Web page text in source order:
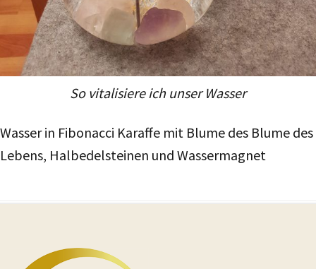
So vitalisiere ich unser Wasser
Wasser in Fibonacci Karaffe mit Blume des Blume des
Lebens, Halbedelsteinen und Wassermagnet